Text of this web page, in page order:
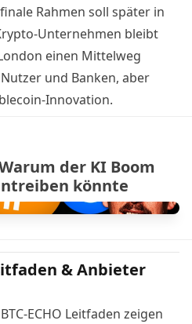
Rahmen soll später in
Unternehmen bleibt
einen Mittelweg
und Banken, aber
Innovation.
der KI Boom
könnte
& Anbieter
ECHO Leitfaden zeigen